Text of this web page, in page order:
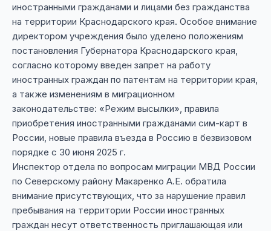
иностранными гражданами и лицами без гражданства
на территории Краснодарского края. Особое внимание
директором учреждения было уделено положениям
постановления Губернатора Краснодарского края,
согласно которому введен запрет на работу
иностранных граждан по патентам на территории края,
а также изменениям в миграционном
законодательстве: «Режим высылки», правила
приобретения иностранными гражданами сим-карт в
России, новые правила въезда в Россию в безвизовом
порядке с 30 июня 2025 г.
Инспектор отдела по вопросам миграции МВД России
по Северскому району Макаренко А.Е. обратила
внимание присутствующих, что за нарушение правил
пребывания на территории России иностранных
граждан несут ответственность приглашающая или